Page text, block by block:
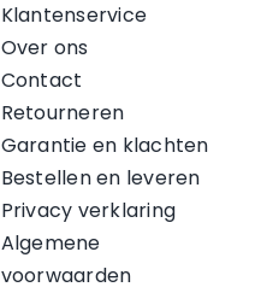
Klantenservice
Over ons
Contact
Retourneren
Garantie en klachten
Bestellen en leveren
Privacy verklaring
Algemene
voorwaarden